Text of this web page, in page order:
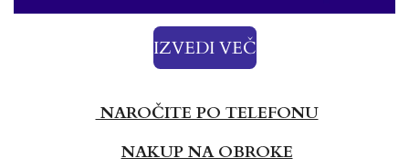
IZVEDI VEČ
NAROČITE PO TELEFONU
NAKUP NA OBROKE